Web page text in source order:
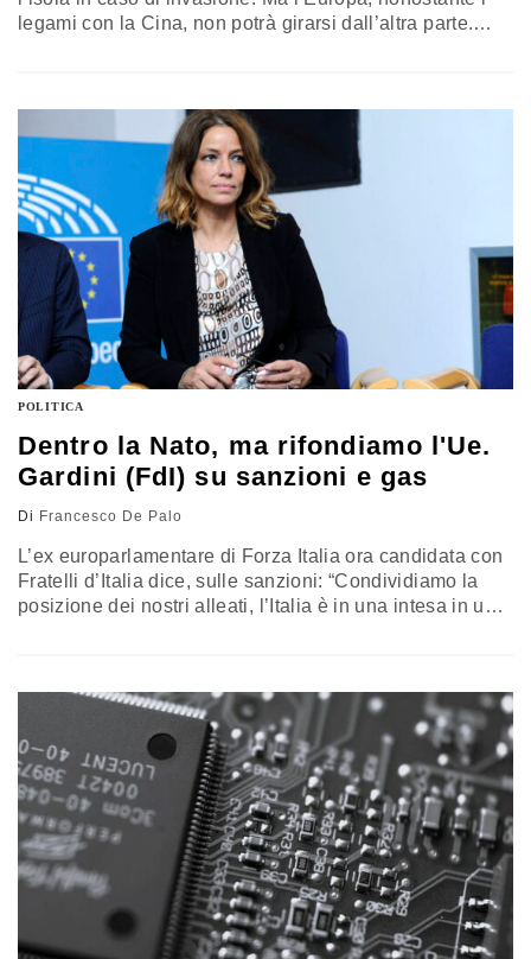
legami con la Cina, non potrà girarsi dall’altra parte.
blocchi (democrazie vs autocrazie) continuerà per molti
anni
POLITICA
Dentro la Nato, ma rifondiamo l'Ue.
Gardini (FdI) su sanzioni e gas
Di Francesco De Palo
L’ex europarlamentare di Forza Italia ora candidata con
Fratelli d’Italia dice, sulle sanzioni: “Condividiamo la
posizione dei nostri alleati, l’Italia è in una intesa in una